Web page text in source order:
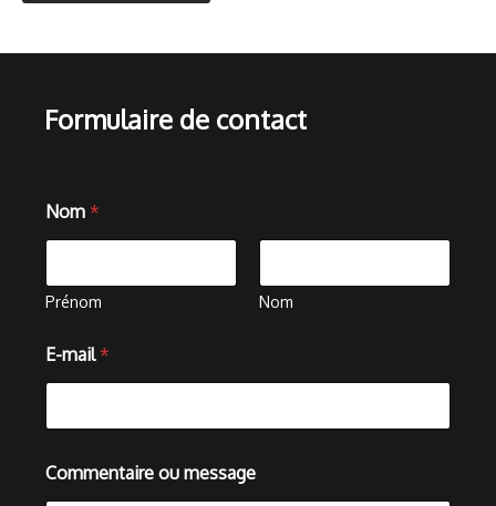
Formulaire de contact
o
u
u
Nom *
Prénom Nom
E-mail *
Commentaire ou message